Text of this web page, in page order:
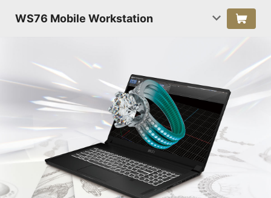
WS76 Mobile Workstation